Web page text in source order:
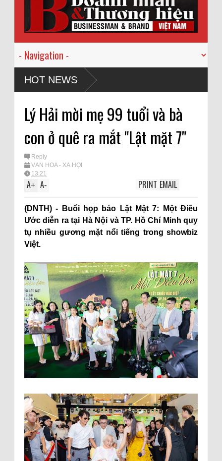
HOT NEWS
Lý Hải mời mẹ 99 tuổi và bà
con ở quê ra mắt "Lật mặt 7"
Reply
VĂN HÓA - XÃ HỘI
13:21
A+ A- EMAIL
PRINT
(DNTH) - Buổi họp báo Lật Mặt 7: Một Điều
Ước diễn ra tại Hà Nội và TP. Hồ Chí Minh quy
tụ nhiều gương mặt nổi tiếng trong showbiz
Việt.